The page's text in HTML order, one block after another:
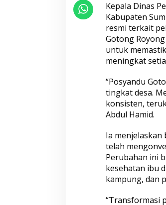
Kepala Dinas
Kabupaten
resmi terkait
Gotong
untuk
meningkat
“Posyandu
tingkat desa.
konsisten,
Abdul Hamid.
Ia menjelaskan
telah
Perubahan ini
kesehatan ibu
kampung, dan
“Transformasi